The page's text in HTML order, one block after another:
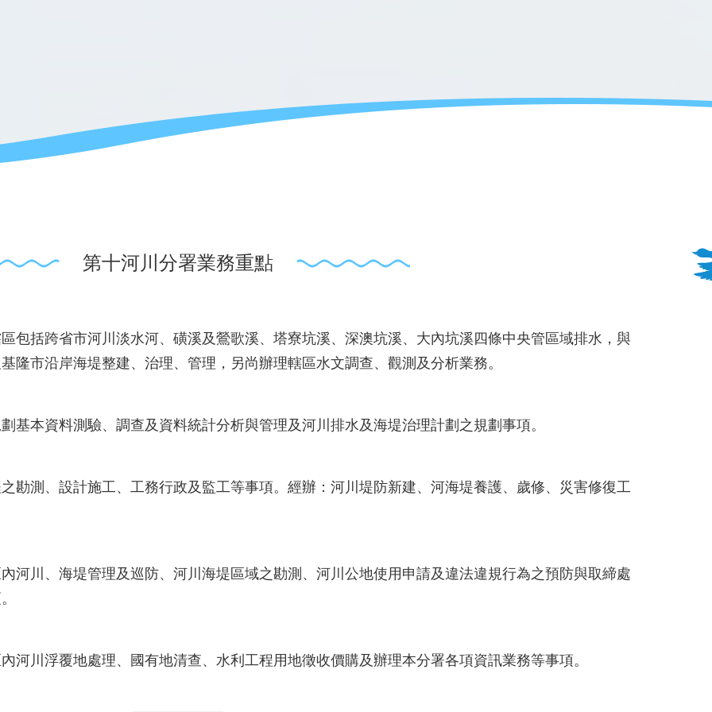
第十河川分署業務重點
包括跨省市河川淡水河、磺溪及鶯歌溪、塔寮坑溪、深澳坑溪、大內坑溪四條中央管區域排水，與
隆市沿岸海堤整建、治理、管理，另尚辦理轄區水文調查、觀測及分析業務。
基本資料測驗、調查及資料統計分析與管理及河川排水及海堤治理計劃之規劃事項。
勘測、設計施工、工務行政及監工等事項。經辦：河川堤防新建、河海堤養護、歲修、災害修復工
河川、海堤管理及巡防、河川海堤區域之勘測、河川公地使用申請及違法違規行為之預防與取締處
河川浮覆地處理、國有地清查、水利工程用地徵收價購及辦理本分署各項資訊業務等事項。